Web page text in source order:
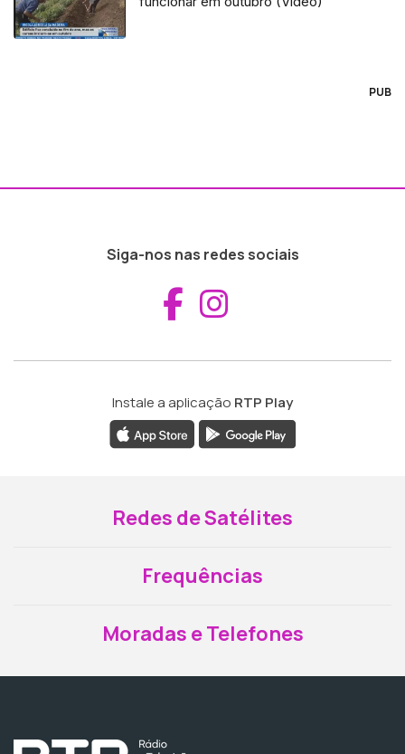
PUB
Siga-nos nas redes sociais
Aceder ao
Instale a aplicação RTP Play
Redes de Satélites
Frequências
Moradas e Telefones